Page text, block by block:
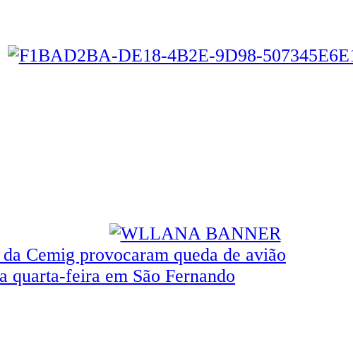
Cemig provocaram queda de avião
quarta-feira em São Fernando